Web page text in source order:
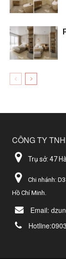
CÔNG TY
Trụ sở: 47
Chi nhánh:
Hồ Chí Minh.
Email: